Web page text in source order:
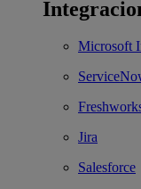
Microsoft
Jira
Salesforce